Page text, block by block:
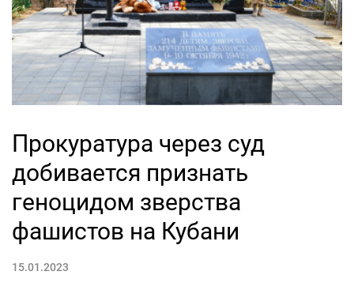
Прокуратура через суд
добивается признать
геноцидом зверства
фашистов на Кубани
15.01.2023